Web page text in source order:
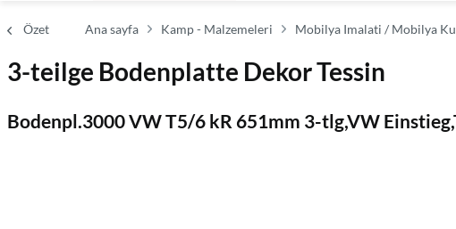
Özet Ana sayfa Kamp - Malzemeleri Mobilya Imalati / Mobilya
3-teilge Bodenplatte Dekor Tessin
Bodenpl.3000 VW T5/6 kR 651mm 3-tlg,VW